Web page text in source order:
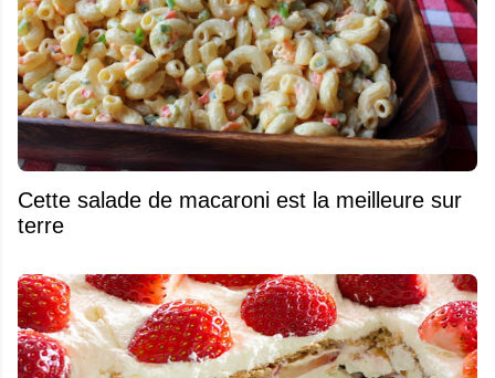
Cette salade de macaroni est la meilleure sur
terre